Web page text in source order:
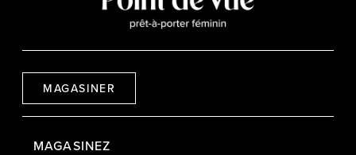
MAGASINER
MAGASINEZ